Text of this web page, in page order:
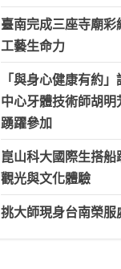
臺南完成三座寺廟
工藝生命力
「與身心健康有約
中心牙體技術師胡
踴躍參加
崑山科大國際生搭
觀光與文化體驗
挑大師現身台南榮